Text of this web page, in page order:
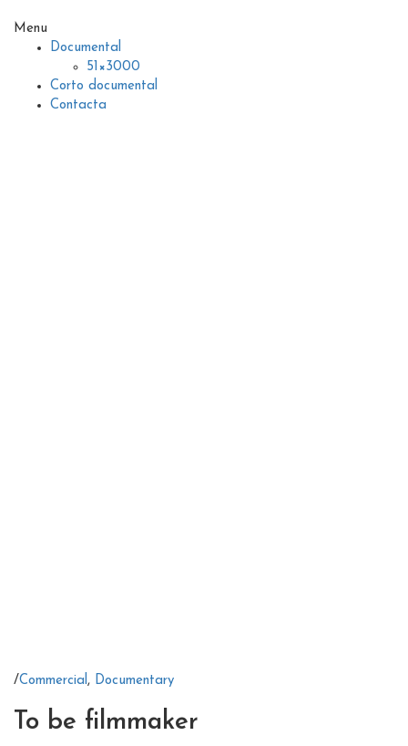
Menu
Documental
51×3000
Corto documental
Contacta
/Commercial, Documentary
To be filmmaker